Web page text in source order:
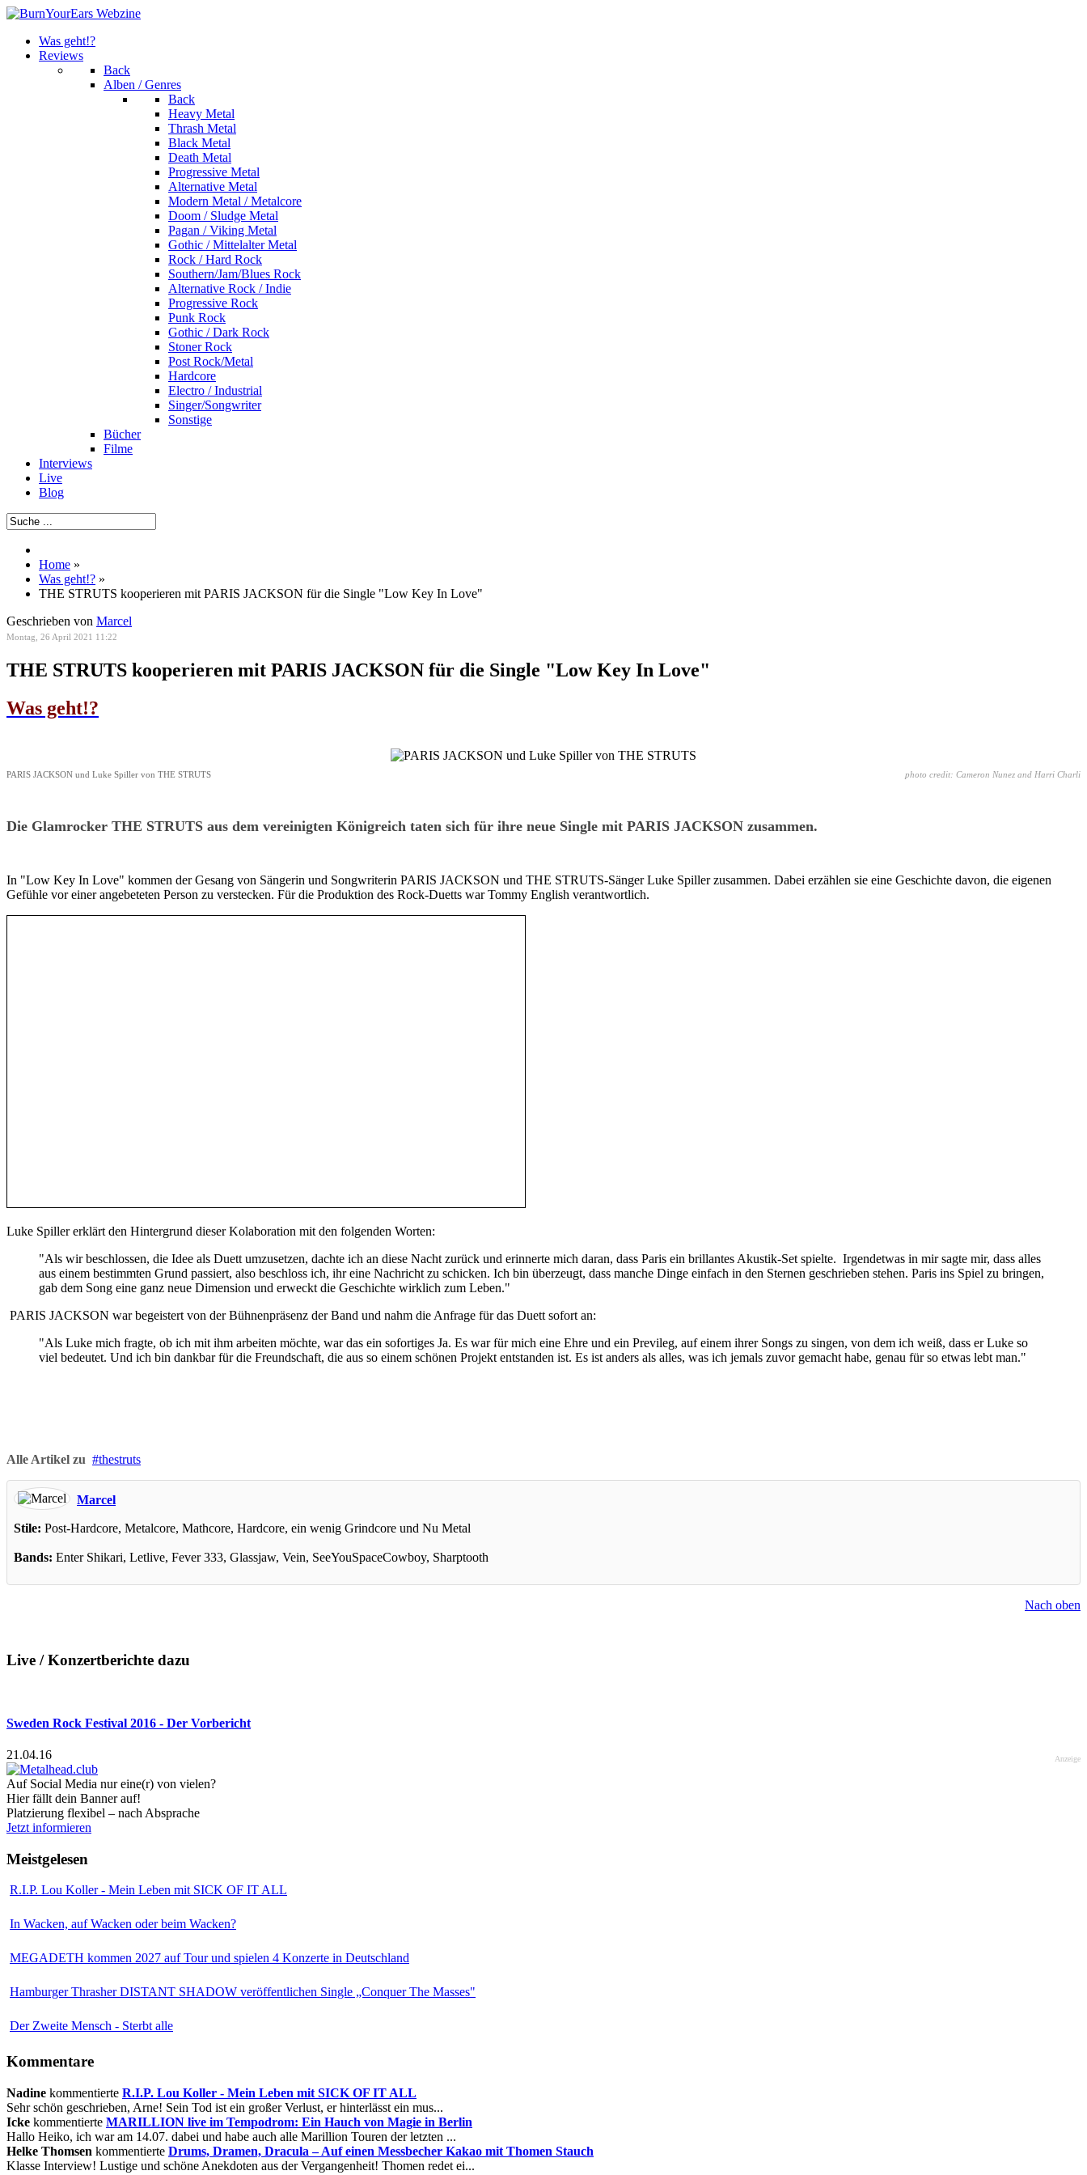
Was geht!?
Reviews
Back
Alben / Genres
Back
Heavy Metal
Thrash Metal
Black Metal
Death Metal
Progressive Metal
Alternative Metal
Modern Metal / Metalcore
Doom / Sludge Metal
Pagan / Viking Metal
Gothic / Mittelalter Metal
Rock / Hard Rock
Southern/Jam/Blues Rock
Alternative Rock / Indie
Progressive Rock
Punk Rock
Gothic / Dark Rock
Stoner Rock
Post Rock/Metal
Hardcore
Electro / Industrial
Singer/Songwriter
Sonstige
Bücher
Filme
Interviews
Live
Blog
Home »
Was geht!? »
THE STRUTS kooperieren mit PARIS JACKSON für die Single "Low Key In Love"
Geschrieben von Marcel
Montag, 26 April 2021 11:22
THE STRUTS kooperieren mit PARIS JACKSON für die Single "Low Key In Love"
Was geht!?
PARIS JACKSON und Luke Spiller von THE STRUTS photo credit: Cameron Nunez and Harri Charli
Die Glamrocker THE STRUTS aus dem vereinigten Königreich taten sich für ihre neue Single mit PARIS JACKSON zusammen.
In "Low Key In Love" kommen der Gesang von Sängerin und Songwriterin PARIS JACKSON und THE STRUTS-Sänger Luke Spiller zusammen. Dabei erzählen sie eine Geschichte davon, die eigenen
Gefühle vor einer angebeteten Person zu verstecken. Für die Produktion des Rock-Duetts war Tommy English verantwortlich.
Luke Spiller erklärt den Hintergrund dieser Kolaboration mit den folgenden Worten:
"Als wir beschlossen, die Idee als Duett umzusetzen, dachte ich an diese Nacht zurück und erinnerte mich daran, dass Paris ein brillantes Akustik-Set spielte. Irgendetwas in mir sagte mir, dass alles
aus einem bestimmten Grund passiert, also beschloss ich, ihr eine Nachricht zu schicken. Ich bin überzeugt, dass manche Dinge einfach in den Sternen geschrieben stehen. Paris ins Spiel zu bringen,
gab dem Song eine ganz neue Dimension und erweckt die Geschichte wirklich zum Leben."
PARIS JACKSON war begeistert von der Bühnenpräsenz der Band und nahm die Anfrage für das Duett sofort an:
"Als Luke mich fragte, ob ich mit ihm arbeiten möchte, war das ein sofortiges Ja. Es war für mich eine Ehre und ein Previleg, auf einem ihrer Songs zu singen, von dem ich weiß, dass er Luke so
viel bedeutet. Und ich bin dankbar für die Freundschaft, die aus so einem schönen Projekt entstanden ist. Es ist anders als alles, was ich jemals zuvor gemacht habe, genau für so etwas lebt man."
Alle Artikel zu thestruts
Marcel
Stile: Post-Hardcore, Metalcore, Mathcore, Hardcore, ein wenig Grindcore und Nu Metal
Bands: Enter Shikari, Letlive, Fever 333, Glassjaw, Vein, SeeYouSpaceCowboy, Sharptooth
Nach oben
Live / Konzertberichte dazu
Sweden Rock Festival 2016 - Der Vorbericht
21.04.16 Anzeige
Auf Social Media nur eine(r) von vielen?
Hier fällt dein Banner auf!
Platzierung flexibel – nach Absprache
Jetzt informieren
Meistgelesen
R.I.P. Lou Koller - Mein Leben mit SICK OF IT ALL
In Wacken, auf Wacken oder beim Wacken?
MEGADETH kommen 2027 auf Tour und spielen 4 Konzerte in Deutschland
Hamburger Thrasher DISTANT SHADOW veröffentlichen Single „Conquer The Masses"
Der Zweite Mensch - Sterbt alle
Kommentare
Nadine kommentierte R.I.P. Lou Koller - Mein Leben mit SICK OF IT ALL
Sehr schön geschrieben, Arne! Sein Tod ist ein großer Verlust, er hinterlässt ein mus...
Icke kommentierte MARILLION live im Tempodrom: Ein Hauch von Magie in Berlin
Hallo Heiko, ich war am 14.07. dabei und habe auch alle Marillion Touren der letzten ...
Helke Thomsen kommentierte Drums, Dramen, Dracula – Auf einen Messbecher Kakao mit Thomen Stauch
Klasse Interview! Lustige und schöne Anekdoten aus der Vergangenheit! Thomen redet ei...